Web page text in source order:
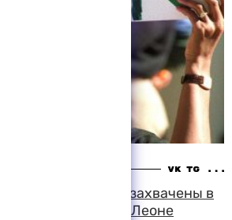
военнослужащих захвачены в
в Сьерра-Леоне